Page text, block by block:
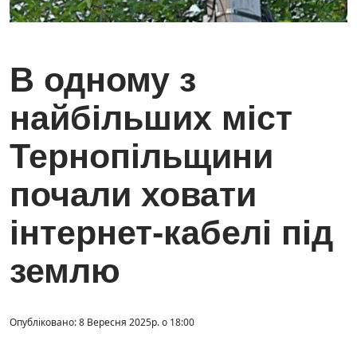
В одному з
найбільших міст
Тернопільщини
почали ховати
інтернет-кабелі під
землю
Опубліковано: 8 Вересня 2025р. о 18:00